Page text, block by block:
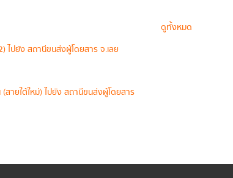
ดูทั้งหมด
ปยัง สถานีขนส่งผู้โดยสาร จ.เลย
ายใต้ใหม่) ไปยัง สถานีขนส่งผู้โดยสาร